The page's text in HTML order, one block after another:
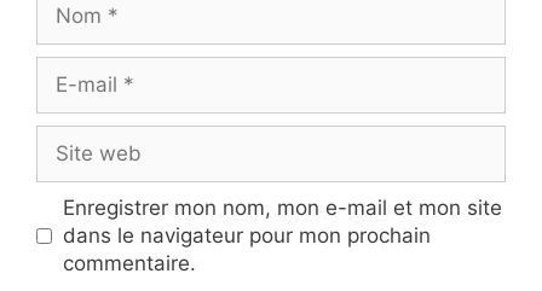
mail
web
Enregistrer mon nom, mon e-mail et mon site
dans le navigateur pour mon prochain
commentaire.